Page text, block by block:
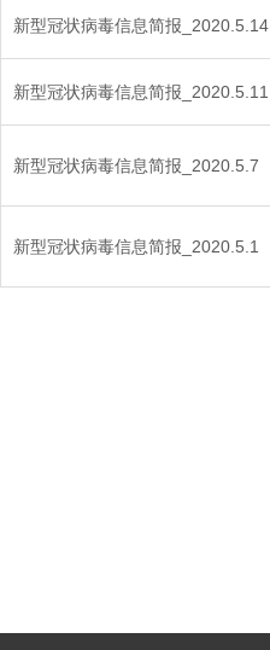
新型冠状病毒信息简报_2020.5.14
新型冠状病毒信息简报_2020.5.11
新型冠状病毒信息简报_2020.5.7
新型冠状病毒信息简报_2020.5.1